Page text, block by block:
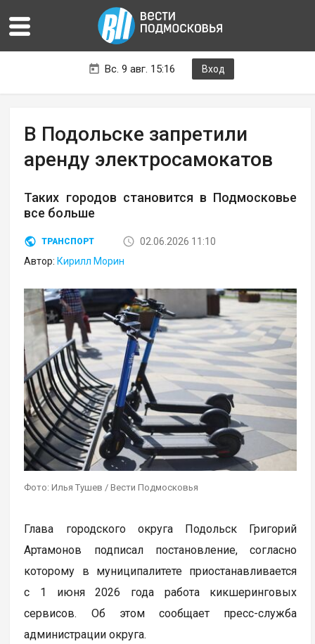
Вс. 9 авг. 15:16 Вход
В Подольске запретили
аренду электросамокатов
Таких городов становится в Подмосковье
все больше
ТРАНСПОРТ
02.06.2026 11:10
Автор: Кирилл Морин
Фото: Илья Тушев / Вести Подмосковья
Глава городского округа Подольск Григорий
Артамонов подписал постановление, согласно
которому в муниципалитете приостанавливается
с 1 июня 2026 года работа кикшеринговых
сервисов. Об этом сообщает пресс-служба
администрации округа.